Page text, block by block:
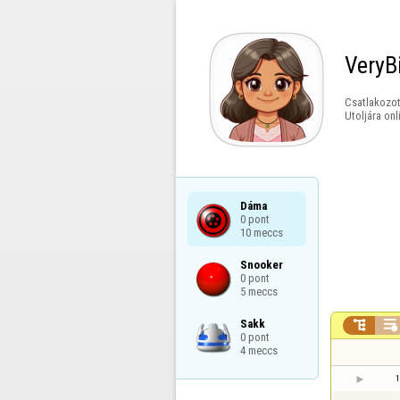
Utoljára
Dáma
0 pont
10 meccs
Snooker
0 pont
5 meccs
Sakk
0 pont
4 meccs
 